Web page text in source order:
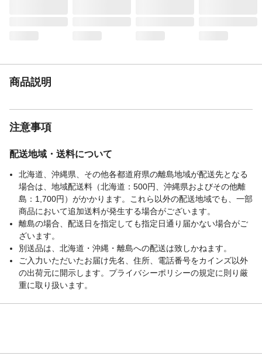
商品説明
注意事項
配送地域・送料について
北海道、沖縄県、その他各都道府県の離島地域が配送先となる
場合は、地域配送料（北海道：500円、沖縄県およびその他離
島：1,700円）がかかります。これら以外の配送地域でも、一部
商品において追加送料が発生する場合がございます。
離島の場合、配送日を指定しても指定日通り届かない場合がご
ざいます。
別送品は、北海道・沖縄・離島への配送は致しかねます。
ご入力いただいたお届け先名、住所、電話番号をカインズ以外
の出荷元に開示します。プライバシーポリシーの規定に則り厳
重に取り扱います。